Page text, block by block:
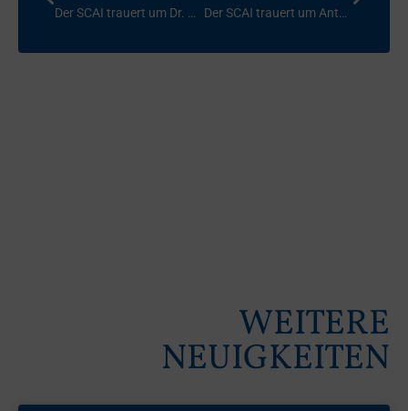
Der SCAI trauert um Dr. Diethard Stoll Der SCAI trauert um Anton Fischmann
WEITERE
NEUIGKEITEN